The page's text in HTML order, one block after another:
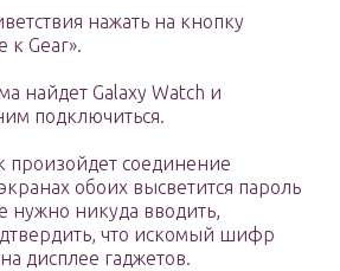
нажать на кнопку
к Gear».
найдет Galaxy Watch и
подключиться.
произойдет соединение
обоих высветится пароль
нужно никуда вводить,
что искомый шифр
дисплее гаджетов.